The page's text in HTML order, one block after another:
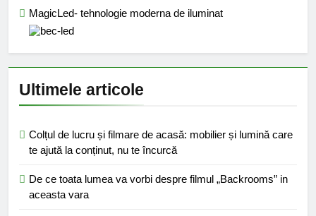
MagicLed- tehnologie moderna de iluminat
Ultimele articole
Colțul de lucru și filmare de acasă: mobilier și lumină care
te ajută la conținut, nu te încurcă
De ce toata lumea va vorbi despre filmul „Backrooms” in
aceasta vara